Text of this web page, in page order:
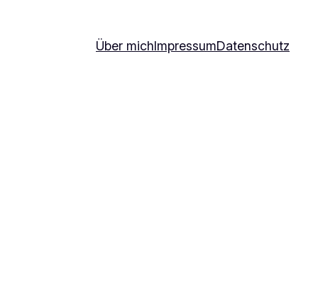
Über michImpressumDatenschutz